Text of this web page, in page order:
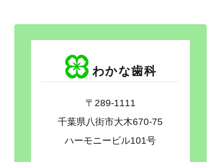
わかな歯科
〒289-1111
千葉県八街市大木670-75
ハーモニービル101号